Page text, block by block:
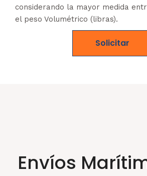
considerando la mayor medida
el peso Volumétrico (libras).
Solicitar
Envíos